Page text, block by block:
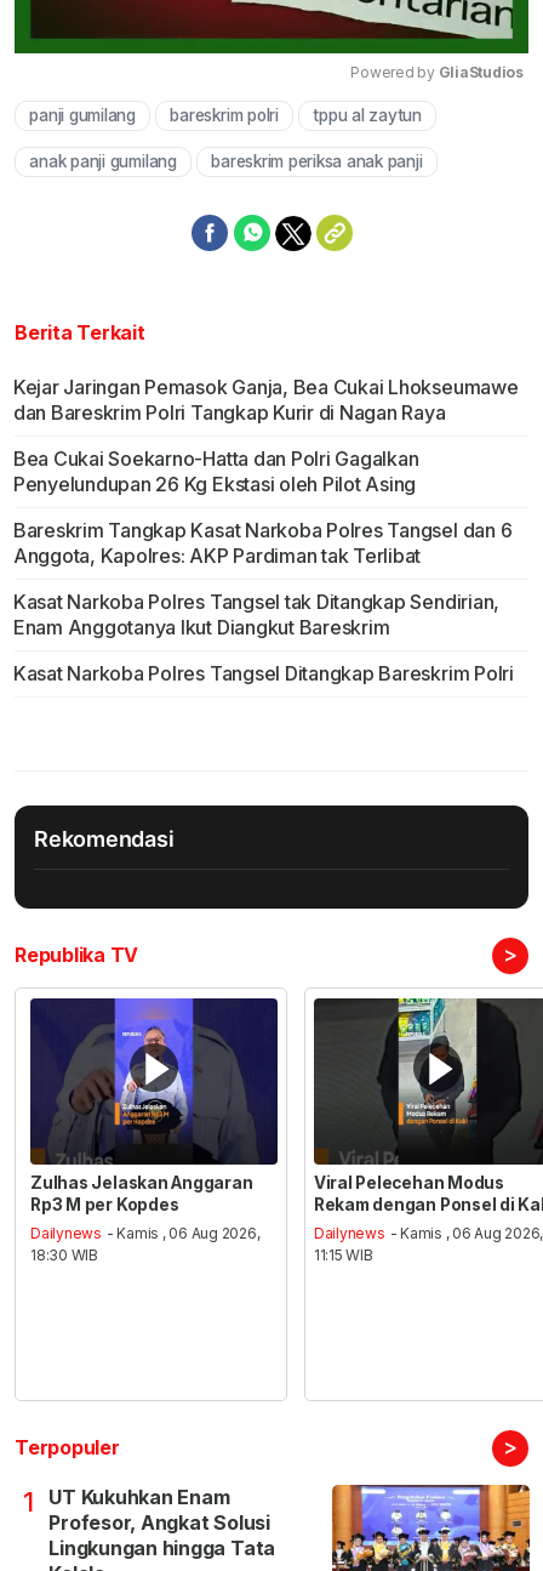
Powered by GliaStudios
panji gumilang bareskrim polri tppu al zaytun
anak panji gumilang bareskrim periksa anak panji
Berita Terkait
Kejar Jaringan Pemasok Ganja, Bea Cukai Lhokseumawe
dan Bareskrim Polri Tangkap Kurir di Nagan Raya
Bea Cukai Soekarno-Hatta dan Polri Gagalkan
Penyelundupan 26 Kg Ekstasi oleh Pilot Asing
Bareskrim Tangkap Kasat Narkoba Polres Tangsel dan 6
Anggota, Kapolres: AKP Pardiman tak Terlibat
Kasat Narkoba Polres Tangsel tak Ditangkap Sendirian,
Enam Anggotanya Ikut Diangkut Bareskrim
Kasat Narkoba Polres Tangsel Ditangkap Bareskrim Polri
Rekomendasi
Republika TV >
Zulhas Jelaskan Anggaran
Rp3 M per Kopdes
Dailynews - Kamis , 06 Aug 2026,
18:30 WIB
Viral Pelecehan Modus
Rekam dengan Ponsel di
Dailynews - Kamis , 06 Aug 2026,
11:15 WIB
Terpopuler >
1
UT Kukuhkan Enam
Profesor, Angkat Solusi
Lingkungan hingga Tata